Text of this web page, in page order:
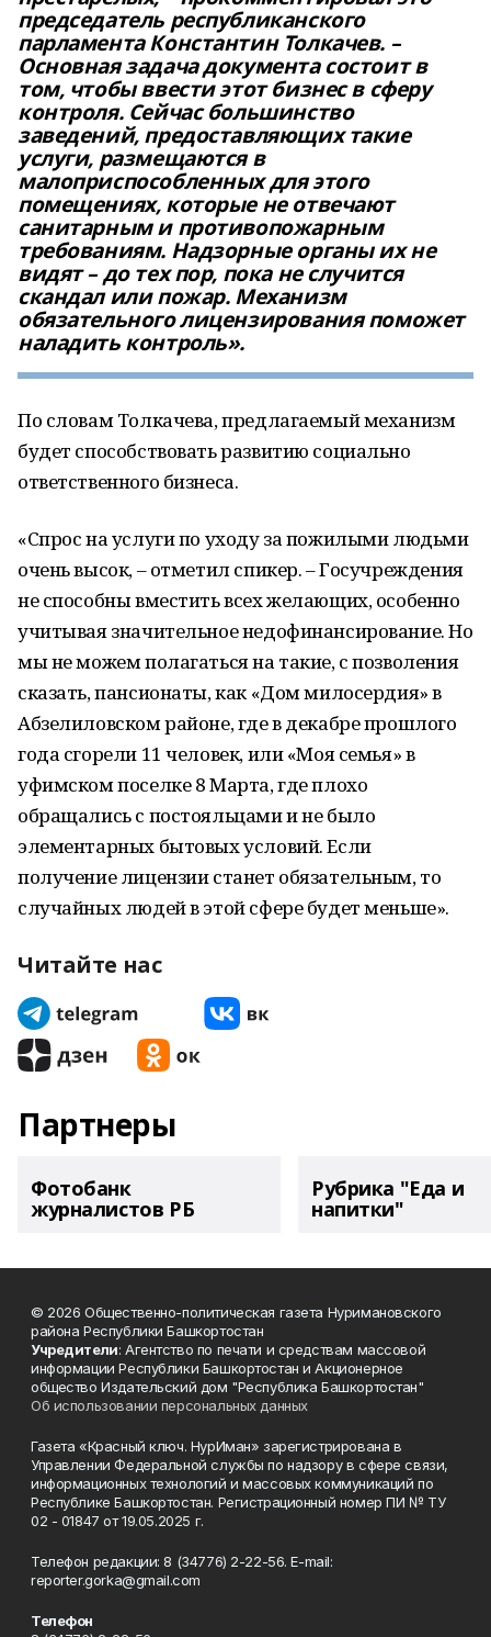
председатель республиканского
парламента Константин Толкачев. –
Основная задача документа состоит в
том, чтобы ввести этот бизнес в сферу
контроля. Сейчас большинство
заведений, предоставляющих такие
услуги, размещаются в
малоприспособленных для этого
помещениях, которые не отвечают
санитарным и противопожарным
требованиям. Надзорные органы их не
видят – до тех пор, пока не случится
скандал или пожар. Механизм
обязательного лицензирования поможет
наладить контроль».
По словам Толкачева, предлагаемый механизм
будет способствовать развитию социально
ответственного бизнеса.
«Спрос на услуги по уходу за пожилыми людьми
очень высок, – отметил спикер. – Госучреждения
не способны вместить всех желающих, особенно
учитывая значительное недофинансирование. Но
мы не можем полагаться на такие, с позволения
сказать, пансионаты, как «Дом милосердия» в
Абзелиловском районе, где в декабре прошлого
года сгорели 11 человек, или «Моя семья» в
уфимском поселке 8 Марта, где плохо
обращались с постояльцами и не было
элементарных бытовых условий. Если
получение лицензии станет обязательным, то
случайных людей в этой сфере будет меньше».
Читайте нас
Партнеры
Фотобанк
журналистов РБ
Рубрика "Еда и
напитки"
© 2026 Общественно-политическая газета Нуримановского
района Республики Башкортостан
Учредители: Агентство по печати и средствам массовой
информации Республики Башкортостан и Акционерное
общество Издательский дом "Республика Башкортостан"
Об использовании персональных данных
Газета «Красный ключ. НурИман» зарегистрирована в
Управлении Федеральной службы по надзору в сфере связи,
информационных технологий и массовых коммуникаций по
Республике Башкортостан. Регистрационный номер ПИ № ТУ
02 - 01847 от 19.05.2025 г.
Телефон редакции: 8 (34776) 2-22-56. E-mail:
reporter.gorka@gmail.com
Телефон